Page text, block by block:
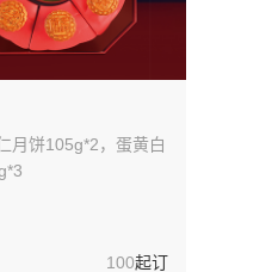
月饼105g*2，蛋黄白
100起订